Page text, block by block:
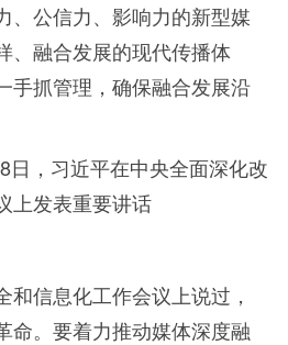
、公信力、影响力的新型媒
、融合发展的现代传播体
手抓管理，确保融合发展沿
日，习近平在中央全面深化改
上发表重要讲话
和信息化工作会议上说过，
命。要着力推动媒体深度融